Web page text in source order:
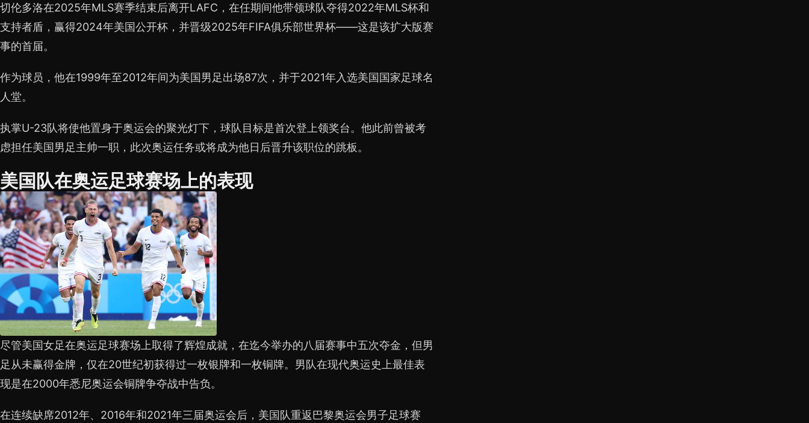
切伦多洛在2025年MLS赛季结束后离开LAFC，在任期间他带领球队夺得2022年MLS杯和
支持者盾，赢得2024年美国公开杯，并晋级2025年FIFA俱乐部世界杯——这是该扩大版赛
事的首届。
作为球员，他在1999年至2012年间为美国男足出场87次，并于2021年入选美国国家足球名
人堂。
执掌U-23队将使他置身于奥运会的聚光灯下，球队目标是首次登上领奖台。他此前曾被考
虑担任美国男足主帅一职，此次奥运任务或将成为他日后晋升该职位的跳板。
美国队在奥运足球赛场上的表现
尽管美国女足在奥运足球赛场上取得了辉煌成就，在迄今举办的八届赛事中五次夺金，但男
足从未赢得金牌，仅在20世纪初获得过一枚银牌和一枚铜牌。男队在现代奥运史上最佳表
现是在2000年悉尼奥运会铜牌争夺战中告负。
在连续缺席2012年、2016年和2021年三届奥运会后，美国队重返巴黎奥运会男子足球赛